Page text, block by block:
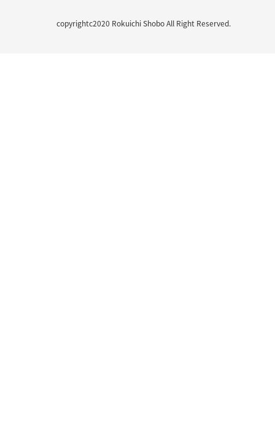
copyrightc2020 Rokuichi Shobo All Right Reserved.